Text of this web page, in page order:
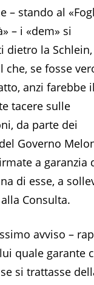
– stando al
– i «dem» si
dietro la
se fosse
anzi farebbe il
tacere sulle
da parte dei
Governo
a garanzia
di esse, a
Consulta.
avviso –
quale garante
si trattasse